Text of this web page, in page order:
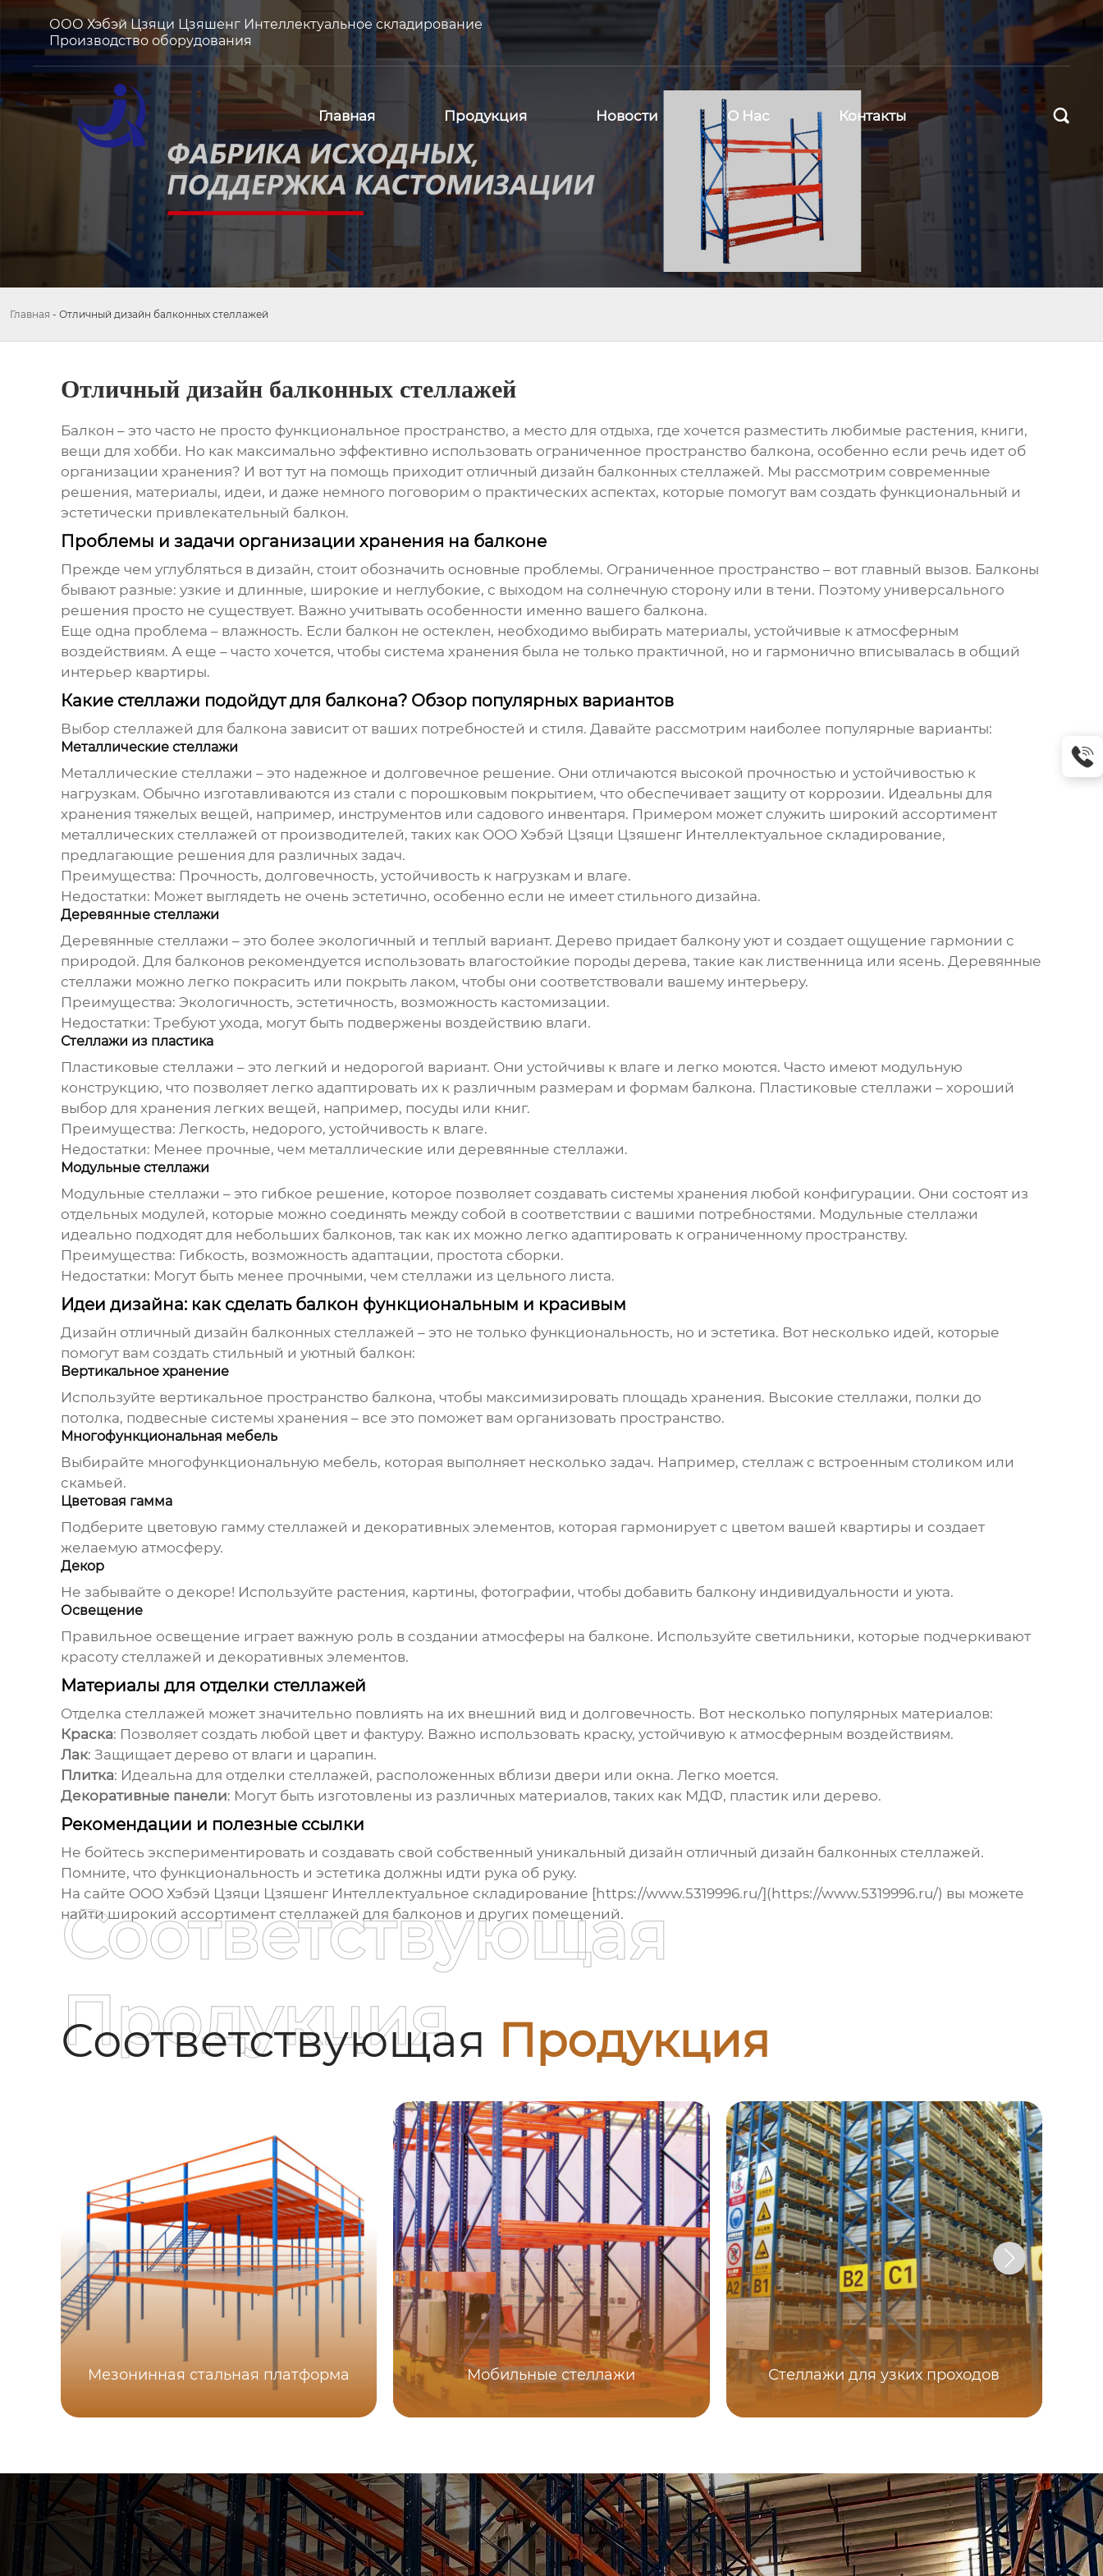
ООО Хэбэй Цзяци Цзяшенг Интеллектуальное складирование
Производство оборудования
Главная Продукция Новости О Нас Контакты 
Главная - Отличный дизайн балконных стеллажей
Отличный дизайн балконных стеллажей
Балкон – это часто не просто функциональное пространство, а место для отдыха, где хочется разместить любимые растения, книги,
вещи для хобби. Но как максимально эффективно использовать ограниченное пространство балкона, особенно если речь идет об
организации хранения? И вот тут на помощь приходит отличный дизайн балконных стеллажей. Мы рассмотрим современные
решения, материалы, идеи, и даже немного поговорим о практических аспектах, которые помогут вам создать функциональный и
эстетически привлекательный балкон.
Проблемы и задачи организации хранения на балконе
Прежде чем углубляться в дизайн, стоит обозначить основные проблемы. Ограниченное пространство – вот главный вызов. Балконы
бывают разные: узкие и длинные, широкие и неглубокие, с выходом на солнечную сторону или в тени. Поэтому универсального
решения просто не существует. Важно учитывать особенности именно вашего балкона.
Еще одна проблема – влажность. Если балкон не остеклен, необходимо выбирать материалы, устойчивые к атмосферным
воздействиям. А еще – часто хочется, чтобы система хранения была не только практичной, но и гармонично вписывалась в общий
интерьер квартиры.
Какие стеллажи подойдут для балкона? Обзор популярных вариантов
Выбор стеллажей для балкона зависит от ваших потребностей и стиля. Давайте рассмотрим наиболее популярные варианты:
Металлические стеллажи
Металлические стеллажи – это надежное и долговечное решение. Они отличаются высокой прочностью и устойчивостью к
нагрузкам. Обычно изготавливаются из стали с порошковым покрытием, что обеспечивает защиту от коррозии. Идеальны для
хранения тяжелых вещей, например, инструментов или садового инвентаря. Примером может служить широкий ассортимент
металлических стеллажей от производителей, таких как ООО Хэбэй Цзяци Цзяшенг Интеллектуальное складирование,
предлагающие решения для различных задач.
Преимущества: Прочность, долговечность, устойчивость к нагрузкам и влаге.
Недостатки: Может выглядеть не очень эстетично, особенно если не имеет стильного дизайна.
Деревянные стеллажи
Деревянные стеллажи – это более экологичный и теплый вариант. Дерево придает балкону уют и создает ощущение гармонии с
природой. Для балконов рекомендуется использовать влагостойкие породы дерева, такие как лиственница или ясень. Деревянные
стеллажи можно легко покрасить или покрыть лаком, чтобы они соответствовали вашему интерьеру.
Преимущества: Экологичность, эстетичность, возможность кастомизации.
Недостатки: Требуют ухода, могут быть подвержены воздействию влаги.
Стеллажи из пластика
Пластиковые стеллажи – это легкий и недорогой вариант. Они устойчивы к влаге и легко моются. Часто имеют модульную
конструкцию, что позволяет легко адаптировать их к различным размерам и формам балкона. Пластиковые стеллажи – хороший
выбор для хранения легких вещей, например, посуды или книг.
Преимущества: Легкость, недорого, устойчивость к влаге.
Недостатки: Менее прочные, чем металлические или деревянные стеллажи.
Модульные стеллажи
Модульные стеллажи – это гибкое решение, которое позволяет создавать системы хранения любой конфигурации. Они состоят из
отдельных модулей, которые можно соединять между собой в соответствии с вашими потребностями. Модульные стеллажи
идеально подходят для небольших балконов, так как их можно легко адаптировать к ограниченному пространству.
Преимущества: Гибкость, возможность адаптации, простота сборки.
Недостатки: Могут быть менее прочными, чем стеллажи из цельного листа.
Идеи дизайна: как сделать балкон функциональным и красивым
Дизайн отличный дизайн балконных стеллажей – это не только функциональность, но и эстетика. Вот несколько идей, которые
помогут вам создать стильный и уютный балкон:
Вертикальное хранение
Используйте вертикальное пространство балкона, чтобы максимизировать площадь хранения. Высокие стеллажи, полки до
потолка, подвесные системы хранения – все это поможет вам организовать пространство.
Многофункциональная мебель
Выбирайте многофункциональную мебель, которая выполняет несколько задач. Например, стеллаж с встроенным столиком или
скамьей.
Цветовая гамма
Подберите цветовую гамму стеллажей и декоративных элементов, которая гармонирует с цветом вашей квартиры и создает
желаемую атмосферу.
Декор
Не забывайте о декоре! Используйте растения, картины, фотографии, чтобы добавить балкону индивидуальности и уюта.
Освещение
Правильное освещение играет важную роль в создании атмосферы на балконе. Используйте светильники, которые подчеркивают
красоту стеллажей и декоративных элементов.
Материалы для отделки стеллажей
Отделка стеллажей может значительно повлиять на их внешний вид и долговечность. Вот несколько популярных материалов:
Краска: Позволяет создать любой цвет и фактуру. Важно использовать краску, устойчивую к атмосферным воздействиям.
Лак: Защищает дерево от влаги и царапин.
Плитка: Идеальна для отделки стеллажей, расположенных вблизи двери или окна. Легко моется.
Декоративные панели: Могут быть изготовлены из различных материалов, таких как МДФ, пластик или дерево.
Рекомендации и полезные ссылки
Не бойтесь экспериментировать и создавать свой собственный уникальный дизайн отличный дизайн балконных стеллажей.
Помните, что функциональность и эстетика должны идти рука об руку.
На сайте ООО Хэбэй Цзяци Цзяшенг Интеллектуальное складирование [https://www.5319996.ru/](https://www.5319996.ru/) вы можете
найти широкий ассортимент стеллажей для балконов и других помещений.
Соответствующая Продукция
Соответствующая
Продукция
Мезонинная стальная платформа Мобильные стеллажи Стеллажи для узких проходов